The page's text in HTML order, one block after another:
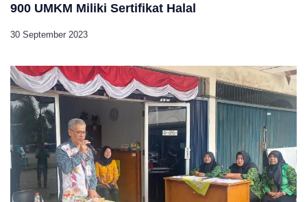
900 UMKM Miliki Sertifikat Halal
30 September 2023